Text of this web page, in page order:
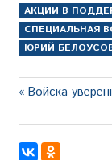
АКЦИИ В
СПЕЦИАЛЬНАЯ
ЮРИЙ
Навигация
по
записям
Предыдущая
Войска